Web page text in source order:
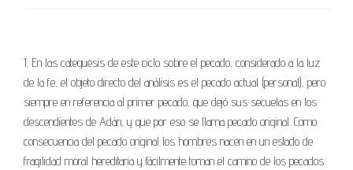
1. En las catequesis de este ciclo sobre el pecado, considerado a la luz
de la fe, el objeto directo del análisis es el pecado actual (personal), pero
siempre en referencia al primer pecado, que dejó sus secuelas en los
descendientes de Adán, y que por eso se llama pecado original. Como
consecuencia del pecado original los hombres nacen en un estado de
fragilidad moral hereditaria y fácilmente toman el camino de los pecados